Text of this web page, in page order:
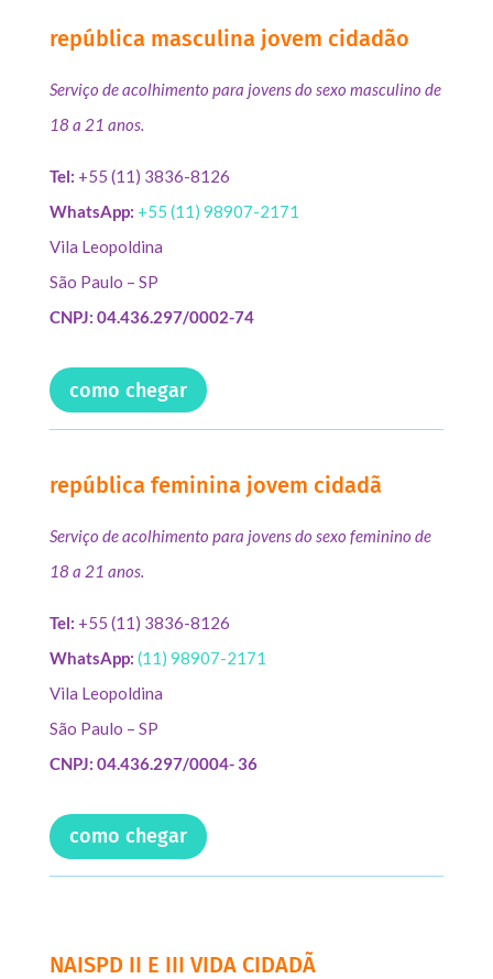
república masculina jovem cidadão
Serviço de acolhimento para jovens do sexo masculino de
18 a 21 anos.
Tel: +55 (11) 3836-8126
WhatsApp: +55 (11) 98907-2171
Vila Leopoldina
São Paulo – SP
CNPJ: 04.436.297/0002-74
como chegar
república feminina jovem cidadã
Serviço de acolhimento para jovens do sexo feminino de
18 a 21 anos.
Tel: +55 (11) 3836-8126
WhatsApp: (11) 98907-2171
Vila Leopoldina
São Paulo – SP
CNPJ: 04.436.297/0004- 36
como chegar
NAISPD II E III VIDA CIDADÃ